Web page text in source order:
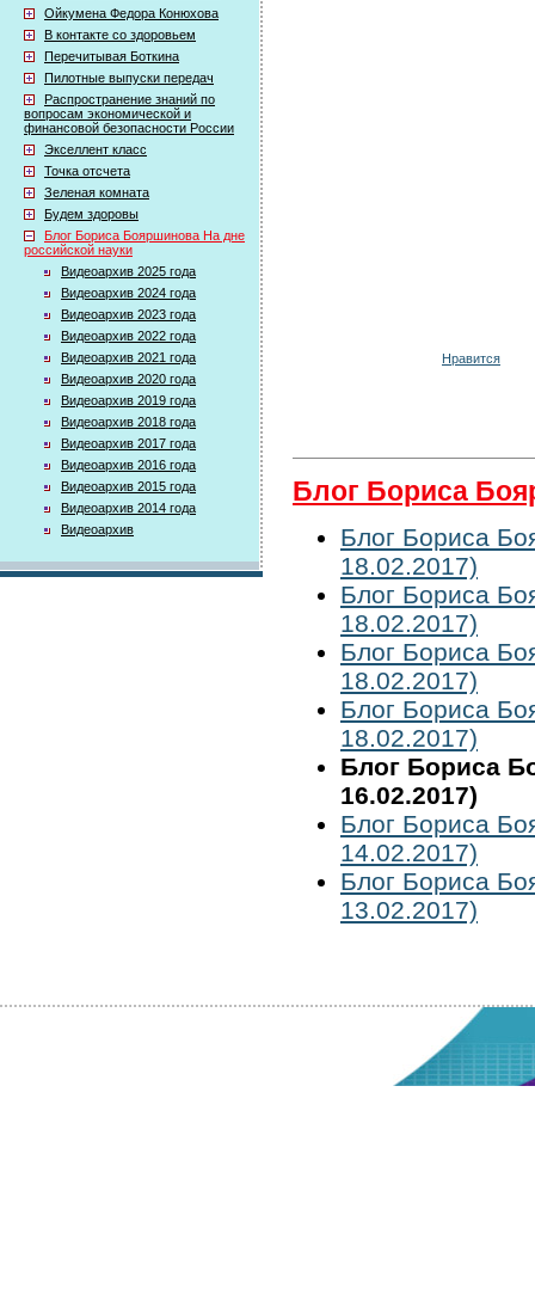
Ойкумена Федора Конюхова
В контакте со здоровьем
Перечитывая Боткина
Пилотные выпуски передач
Распространение знаний по
вопросам экономической и
финансовой безопасности России
Экселлент класс
Точка отсчета
Зеленая комната
Будем здоровы
Блог Бориса Бояршинова На дне
российской науки
Видеоархив 2025 года
Видеоархив 2024 года
Видеоархив 2023 года
Видеоархив 2022 года
Видеоархив 2021 года
Видеоархив 2020 года
Видеоархив 2019 года
Видеоархив 2018 года
Видеоархив 2017 года
Видеоархив 2016 года
Видеоархив 2015 года
Видеоархив 2014 года
Видеоархив
Нравится
Блог Бориса
Блог Бориса
18.02.2017)
Блог Бориса
18.02.2017)
Блог Бориса
18.02.2017)
Блог Бориса
18.02.2017)
Блог Бориса
16.02.2017)
Блог Бориса
14.02.2017)
Блог Бориса
13.02.2017)